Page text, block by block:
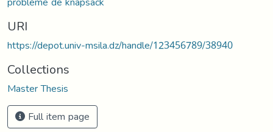
URI
https://depot.univ-msila.dz/handle/123456789/38940
Collections
Master Thesis
Full item page